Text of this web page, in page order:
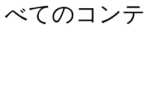
べてのコン